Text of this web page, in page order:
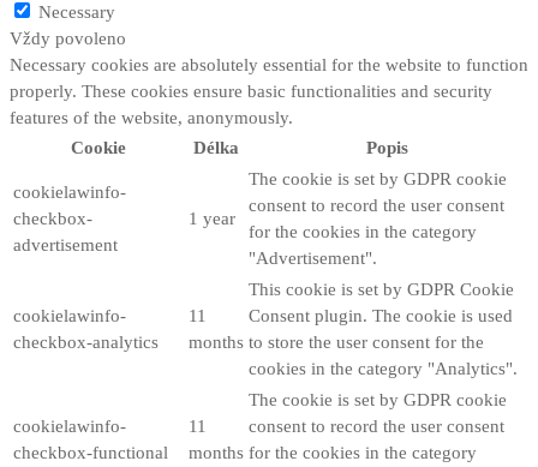
Necessary
Vždy povoleno
Necessary cookies are absolutely essential for the website to function
properly. These cookies ensure basic functionalities and security
features of the website, anonymously.
Cookie
Délka Popis
cookielawinfo-
checkbox-
advertisement
1 year
The cookie is set by GDPR cookie
consent to record the user consent
for the cookies in the category
"Advertisement".
cookielawinfo-
checkbox-analytics
11
months
This cookie is set by GDPR Cookie
Consent plugin. The cookie is used
to store the user consent for the
cookies in the category "Analytics".
cookielawinfo-
checkbox-functional
11
months
The cookie is set by GDPR cookie
consent to record the user consent
for the cookies in the category